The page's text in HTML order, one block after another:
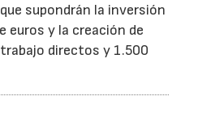
supondrán la inversión
euros y la creación de
directos y 1.500